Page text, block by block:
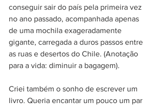
conseguir sair do país pela primeira vez
no ano passado, acompanhada apenas
de uma mochila exageradamente
gigante, carregada a duros passos entre
as ruas e desertos do Chile. (Anotação
para a vida: diminuir a bagagem).
Criei também o sonho de escrever um
livro. Queria encantar um pouco um par